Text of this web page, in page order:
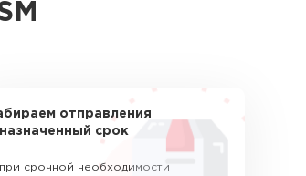
отправления
срок
срочной необходимости